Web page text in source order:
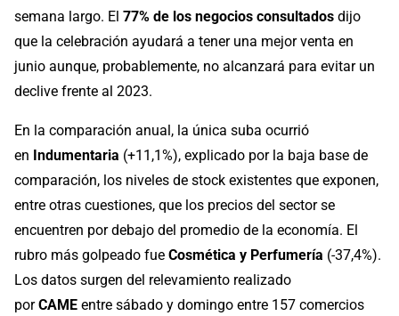
semana largo. El 77% de los negocios consultados dijo
que la celebración ayudará a tener una mejor venta en
junio aunque, probablemente, no alcanzará para evitar un
declive frente al 2023.
En la comparación anual, la única suba ocurrió
en Indumentaria (+11,1%), explicado por la baja base de
comparación, los niveles de stock existentes que exponen,
entre otras cuestiones, que los precios del sector se
encuentren por debajo del promedio de la economía. El
rubro más golpeado fue Cosmética y Perfumería (-37,4%).
Los datos surgen del relevamiento realizado
porCAME entre sábado y domingo entre 157 comercios